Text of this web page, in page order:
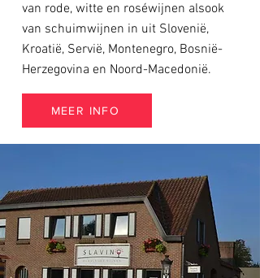
van rode, witte en roséwijnen alsook
van schuimwijnen in uit Slovenië,
Kroatië, Servië, Montenegro, Bosnië-
Herzegovina en Noord-Macedonië.
MEER INFO